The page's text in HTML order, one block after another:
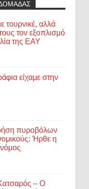
τουρνικέ, αλλά
τον εξοπλισμό
της ΕΑΥ
είχαμε στην
πυροβόλων
Ήρθε η
– Ο